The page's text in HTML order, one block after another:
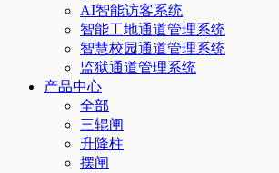
AI智能访客系统
智能工地通道管理系统
智慧校园通道管理系统
监狱通道管理系统
产品中心
全部
三辊闸
升降柱
摆闸